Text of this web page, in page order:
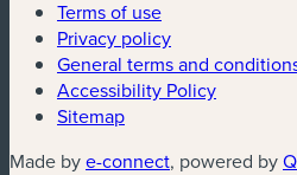
Terms of use
Privacy policy
General terms and
Accessibility Policy
Sitemap
Made bye-connect(new window)
, powered by